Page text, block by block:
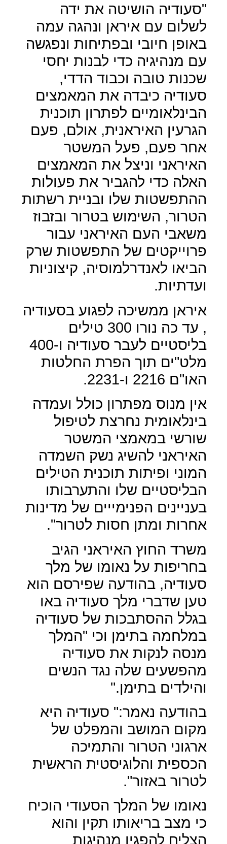
"סעודיה הושיטה את ידה
לשלום עם איראן ונהגה עמה
באופן חיובי ובפתיחות ונפגשה
עם מנהיגיה כדי לבנות יחסי
שכנות טובה וכבוד הדדי,
סעודיה כיבדה את המאמצים
הבינלאומיים לפתרון תוכנית
הגרעין האיראנית, אולם, פעם
אחר פעם, פעל המשטר
האיראני וניצל את המאמצים
האלה כדי להגביר את פעולות
ההתפשטות שלו ובניית רשתות
הטרור, השימוש בטרור ובזבוז
משאבי העם האיראני עבור
פרוייקטים של התפשטות שרק
הביאו לאנדרלמוסיה, קיצוניות
ועדתיות.
איראן ממשיכה לפגוע בסעודיה
, עד כה נורו 300 טילים
בליסטיים לעבר סעודיה ו-400
מלט"ים תוך הפרת החלטות
האו"ם 2216 ו-2231.
אין מנוס מפתרון כולל ועמדה
בינלאומית נחרצת לטיפול
שורשי במאמצי המשטר
האיראני להשיג נשק השמדה
המוני ופיתות תוכנית הטילים
הבליסטיים שלו והתערבותו
בעניינים הפנימייים של מדינות
אחרות ומתן חסות לטרור".
משרד החוץ האיראני הגיב
בחריפות על נאומו של מלך
סעודיה, בהודעה שפירסם הוא
טען שדברי מלך סעודיה באו
בגלל ההסתבכות של סעודיה
במלחמה בתימן וכי "המלך
מנסה לנקות את סעודיה
מהפשעים שלה נגד הנשים
והילדים בתימן."
בהודעה נאמר:" סעודיה היא
מקום המושב והמפלט של
ארגוני הטרור והתמיכה
הכספית והלוגיסטית הראשית
לטרור באזור".
נאומו של המלך הסעודי הוכיח
כי מצב בריאותו תקין והוא
הצליח להפגין מנהיגות